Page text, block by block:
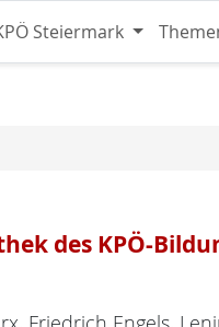
Steiermark
des KPÖ-